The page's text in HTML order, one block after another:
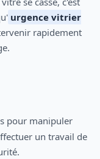
urgence vitrier
rapidement
un travail de